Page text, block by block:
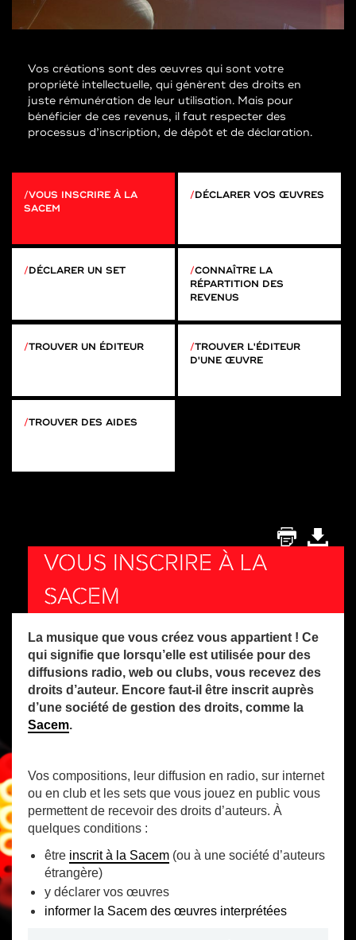
Vos créations sont des œuvres qui sont votre
propriété intellectuelle, qui génèrent des droits en
juste rémunération de leur utilisation. Mais pour
bénéficier de ces revenus, il faut respecter des
processus d’inscription, de dépôt et de déclaration.
VOUS INSCRIRE À LA
SACEM
DÉCLARER VOS ŒUVRES
DÉCLARER UN SET
CONNAÎTRE LA
RÉPARTITION DES
REVENUS
TROUVER UN ÉDITEUR
TROUVER L'ÉDITEUR
D'UNE ŒUVRE
TROUVER DES AIDES
VOUS INSCRIRE À LA
SACEM
La musique que vous créez vous appartient ! Ce
qui signifie que lorsqu’elle est utilisée pour des
diffusions radio, web ou clubs, vous recevez des
droits d’auteur. Encore faut-il être inscrit auprès
d’une société de gestion des droits, comme la
Sacem.
Vos compositions, leur diffusion en radio, sur internet
ou en club et les sets que vous jouez en public vous
permettent de recevoir des droits d’auteurs. À
quelques conditions :
être inscrit à la Sacem (ou à une société d’auteurs
étrangère)
y déclarer vos œuvres
informer la Sacem des œuvres interprétées